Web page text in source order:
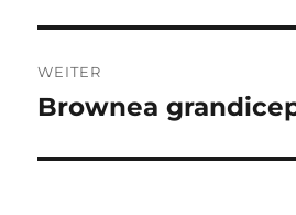
WEITER
Nächster
Brownea